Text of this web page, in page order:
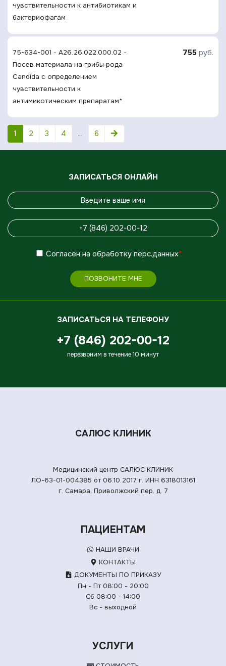
чувcтвительности к антибиотикам и
бактериофагам
75-634-001 - A26.26.022.000.02 -
Посев материала на грибы рода
Candida с определением
чувcтвительности к
антимикотическим препаратам*
755 руб.
1 2 3 4 ... 6
ЗАПИСАТЬСЯ ОНЛАЙН
Согласен на обработку перс.данных*
ПОЗВОНИТЕ МНЕ
ЗАПИСАТЬСЯ НА ТЕЛЕФОНУ
+7 (846) 202-00-12
перезвоним в течение 10 минут
САЛЮС КЛИНИК
Медицинский центр САЛЮС КЛИНИК
ЛО-63-01-004385 от 06.10.2017 г. ИНН 6318013161
г. Самара, Приволжский пер. д. 7
ПАЦИЕНТАМ
НАШИ ВРАЧИ
КОНТАКТЫ
ДОКУМЕНТЫ ПО ПРИКАЗУ
Пн - Пт 08:00 - 20:00
Сб 08:00 - 14:00
Вс - выходной
УСЛУГИ